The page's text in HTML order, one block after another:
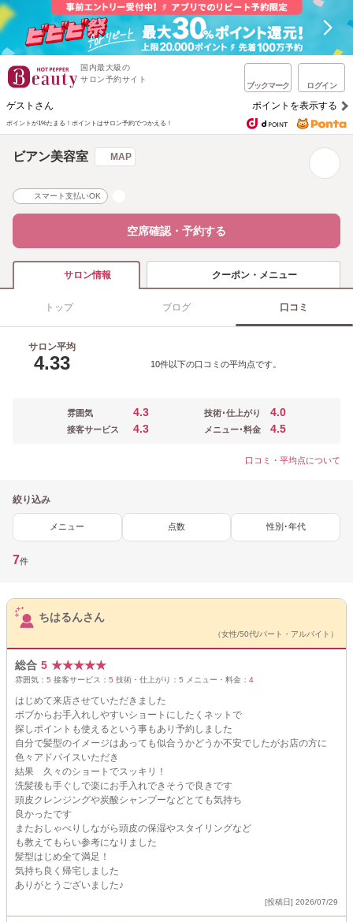
国内最大級の
サロン予約サイト
ブックマーク ログイン
ゲストさん ポイントを表示する
ポイントが1%たまる！ ポイントはサロン予約でつかえる！
ビアン美容室 MAP
スマート支払いOK
空席確認・予約する
サロン情報 クーポン・メニュー
トップ ブログ 口コミ
サロン平均
4.33 10件以下の口コミの平均点です。
雰囲気 4.3
接客サービス 4.3
技術･仕上がり 4.0
メニュー･料金 4.5
口コミ・平均点について
絞り込み
メニュー 点数 性別･年代
7件
サロンPick Up
ちはるんさん
（女性/50代/パート・アルバイト）
総合 5 ★★★★★
雰囲気： 5 接客サービス： 5 技術・仕上がり： 5 メニュー・料金： 4
はじめて来店させていただきました
ボブからお手入れしやすいショートにしたくネットで
探しポイントも使えるという事もあり予約しました
自分で髪型のイメージはあっても似合うかどうか不安でしたがお店の方に
色々アドバイスいただき
結果 久々のショートでスッキリ！
洗髪後も手ぐしで楽にお手入れできそうで良きです
頭皮クレンジングや炭酸シャンプーなどとても気持ち
良かったです
またおしゃべりしながら頭皮の保湿やスタイリングなど
も教えてもらい参考になりました
髪型はじめ全て満足！
気持ち良く帰宅しました
ありがとうございました♪
[投稿日] 2026/07/29